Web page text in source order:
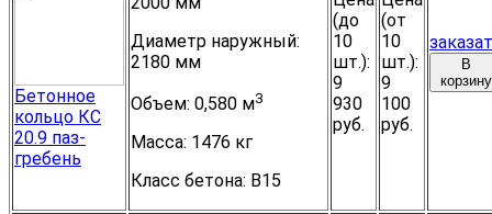
Бетонное
кольцо КС
20.9 паз-
гребень
Диаметр наружный:
2180 мм
Объем: 0,580 м3
Масса: 1476 кг
Класс бетона: B15
(до
10
шт.):
9
930
руб.
(от
10
шт.):
9
100
руб.
В
корзину